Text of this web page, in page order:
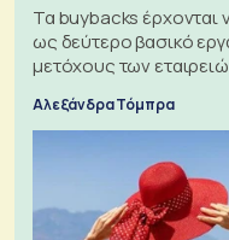
Τα buybacks έρχονται
ως δεύτερο βασικό
μετόχους των
Αλεξάνδρα Τόμπρα